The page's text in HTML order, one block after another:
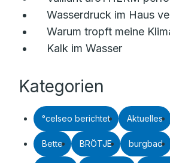
Wasserdruck im Haus
Warum tropft meine
Kalk im Wasser
Kategorien
°celseo berichtet Aktuelles
Bette BRÖTJE burgbad